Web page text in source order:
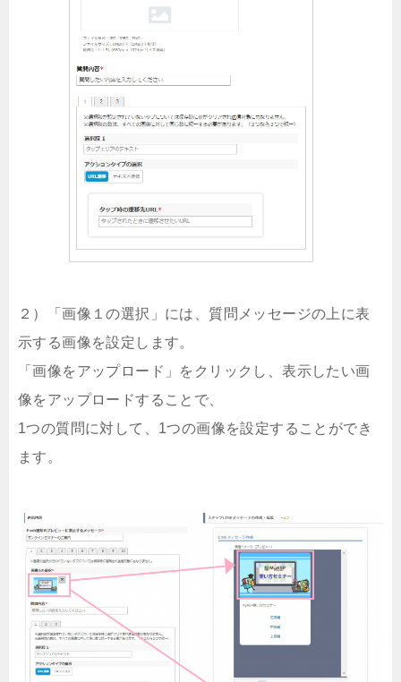
２）「画像１の選択」には、質問メッセージの上に表
示する画像を設定します。
「画像をアップロード」をクリックし、表示したい画
像をアップロードすることで、
1つの質問に対して、1つの画像を設定することができ
ます。